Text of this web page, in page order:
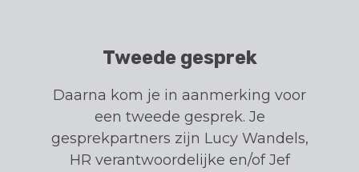
Tweede gesprek
Daarna kom je in aanmerking voor
een tweede gesprek. Je
gesprekpartners zijn Lucy Wandels,
HR verantwoordelijke en/of Jef